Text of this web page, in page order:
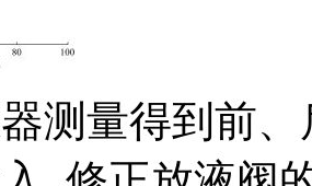
测量得到前